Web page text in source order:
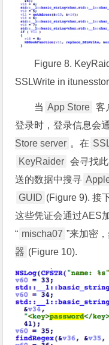
Figure 8.
SSLWrite in
当 App Store 客
登录时，登录信息会
Store server 。在
KeyRaider 会寻找
送的数据中搜寻
GUID (Figure 9). 接
这些凭证会通过AES
“ mischa07 ”来加密
器 (Figure 10).